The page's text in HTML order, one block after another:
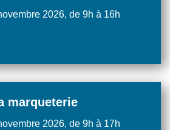
2026, de 9h à 16h
marqueterie
2026, de 9h à 17h